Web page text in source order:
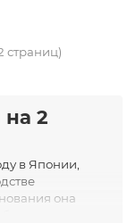
страниц)
2
в Японии,
она